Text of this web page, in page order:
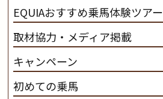
EQUIAおすすめ乗馬体験ツアー
取材協力・メディア掲載
キャンペーン
初めての乗馬